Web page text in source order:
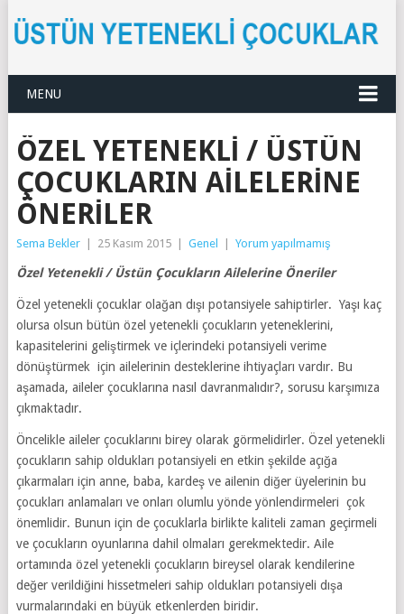
MENU
ÖZEL YETENEKLI / ÜSTÜN
ÇOCUKLARIN AILELERINE
ÖNERILER
Sema Bekler 25 Kasım 2015 Genel Yorum yapılmamış
Özel Yetenekli / Üstün Çocukların Ailelerine Öneriler
Özel yetenekli çocuklar olağan dışı potansiyele sahiptirler. Yaşı kaç
olursa olsun bütün özel yetenekli çocukların yeteneklerini,
kapasitelerini geliştirmek ve içlerindeki potansiyeli verime
dönüştürmek için ailelerinin desteklerine ihtiyaçları vardır. Bu
aşamada, aileler çocuklarına nasıl davranmalıdır?, sorusu karşımıza
çıkmaktadır.
Öncelikle aileler çocuklarını birey olarak görmelidirler. Özel yetenekli
çocukların sahip oldukları potansiyeli en etkin şekilde açığa
çıkarmaları için anne, baba, kardeş ve ailenin diğer üyelerinin bu
çocukları anlamaları ve onları olumlu yönde yönlendirmeleri çok
önemlidir. Bunun için de çocuklarla birlikte kaliteli zaman geçirmeli
ve çocukların oyunlarına dahil olmaları gerekmektedir. Aile
ortamında özel yetenekli çocukların bireysel olarak kendilerine
değer verildiğini hissetmeleri sahip oldukları potansiyeli dışa
vurmalarındaki en büyük etkenlerden biridir.